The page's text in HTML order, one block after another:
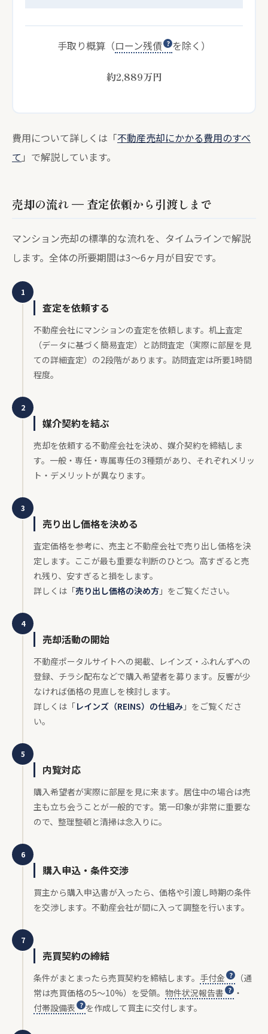
手取り概算（ローン残債 を除く）
約2,889万円
費用について詳しくは「不動産売却にかかる費用のすべ
て 」で解説しています。
売却の流れ — 査定依頼から引渡しまで
マンション売却の標準的な流れを、タイムラインで解説
します。全体の所要期間は3〜6ヶ月が目安です。
1
査定を依頼する
不動産会社にマンションの査定を依頼します。机上査定
（データに基づく簡易査定）と訪問査定（実際に部屋を見
ての詳細査定）の2段階があります。訪問査定は所要1時間
程度。
2
媒介契約を結ぶ
売却を依頼する不動産会社を決め、媒介契約を締結しま
す。一般・専任・専属専任の3種類があり、それぞれメリッ
ト・デメリットが異なります。
3
売り出し価格を決める
査定価格を参考に、売主と不動産会社で売り出し価格を決
定します。ここが最も重要な判断のひとつ。高すぎると売
れ残り、安すぎると損をします。
詳しくは「売り出し価格の決め方 」をご覧ください。
4
売却活動の開始
不動産ポータルサイトへの掲載、レインズ・ふれんずへの
登録、チラシ配布などで購入希望者を募ります。反響が少
なければ価格の見直しを検討します。
詳しくは「レインズ（REINS）の仕組み 」をご覧くださ
い。
5
内覧対応
購入希望者が実際に部屋を見に来ます。居住中の場合は売
主も立ち会うことが一般的です。第一印象が非常に重要な
ので、整理整頓と清掃は念入りに。
6
購入申込・条件交渉
買主から購入申込書が入ったら、価格や引渡し時期の条件
を交渉します。不動産会社が間に入って調整を行います。
7
売買契約の締結
条件がまとまったら売買契約を締結します。 手付金
（通
常は売買価格の5〜10%）を受領。 物件状況報告書
・
付帯設備表
を作成して買主に交付します。